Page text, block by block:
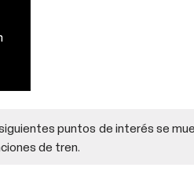
puntos de interés se
de tren.